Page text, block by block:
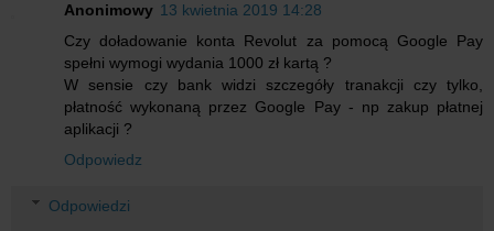
Anonimowy 13 kwietnia 2019 14:28
Czy doładowanie konta Revolut za pomocą Google Pay
spełni wymogi wydania 1000 zł kartą ?
W sensie czy bank widzi szczegóły tranakcji czy tylko,
płatność wykonaną przez Google Pay - np zakup płatnej
aplikacji ?
Odpowiedz
Odpowiedzi